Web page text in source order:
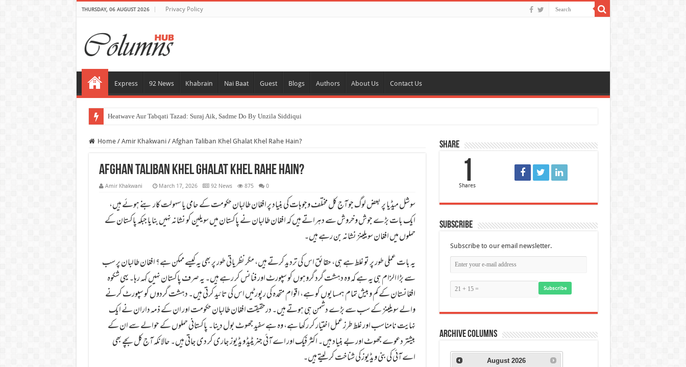
THURSDAY, 06 AUGUST 2026 Privacy Policy
Express 92 News Khabrain Nai Baat Guest Blogs Authors About Us Contact Us
Heatwav
Home / Amir Khakwani / Afghan Taliban Khel Ghalat Khel Rahe Hain?
Afghan Taliban Khel Ghalat Khel Rahe Hain?
Amir Khakwani March 17, 2026 92 News 875 0
سوشل میڈیا پر بعض لوگ جو آج کل مختلف وجوہات کی بنیاد پر افغان طالبان حکومت کے حامی یا سہولت کار بنے ہوئے ہیں،
ایک بات بڑے جوش وخروش سے دہراتے ہیں کہ افغان طالبان نے پاکستان میں سویلین کو نشانہ نہیں بنایا جبکہ پاکستان کے
حملوں میں افغان سویلینز نشانہ بن رہے ہیں۔
یہ بات عملی طور پر تو غلط ہے ہی، حقائق اس کی تردید کرتے ہیں، مگر نظریاتی طور پر بھی یہ کیسے ممکن ہے؟ افغان طالبان پر سب
سے بڑا الزام ہی یہ ہے کہ وہ دہشت گرد گروہوں کو سپورٹ اور فنانس کر رہے ہیں۔ یہ صرف پاکستان نہیں کہہ رہا۔ یہی شکوہ
افغانستان کے کم وبیش تمام ہمسایوں کو ہے، اقوام متحدہ کی رپورٹیں اس کی تائید کرتی ہیں۔ دہشت گردوں کو سپورٹ کرنے
والے سویلینز کے سب سے بڑے دشمن ہی ہوتے ہیں۔ درحقیقت افغان طالبان حکومت اور ان کے ذمہ داران نے ایک
نہایت نامناسب اور غلط طرزعمل اختیار کر رکھا ہے، وہ ہے سفید جھوٹ بول دینا۔ پاکستانی حملوں کے حوالے سے ان کے
بیشتر دعوے جھوٹ اور بے بنیاد ہیں۔ اکثر فیک اور اے آئی جنریٹیڈ ویڈیوز جاری کر دی جاتی ہیں۔ حالانکہ آج کل بچے بھی
اے آئی کی بنی ویڈیوز کی شناخت کر لیتے ہیں۔
Share
1
Shares
Subscribe
Subscribe to our email newsletter.
Subscribe
Archive Columns
August 2026